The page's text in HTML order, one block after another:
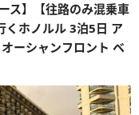
ス】【往路のみ混乗車
ホノルル 3泊5日 ア
ーシャンフロント ベ